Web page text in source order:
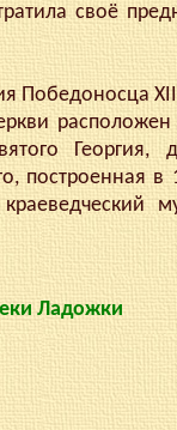
своё
Победоносца
построенная в
Ладожки